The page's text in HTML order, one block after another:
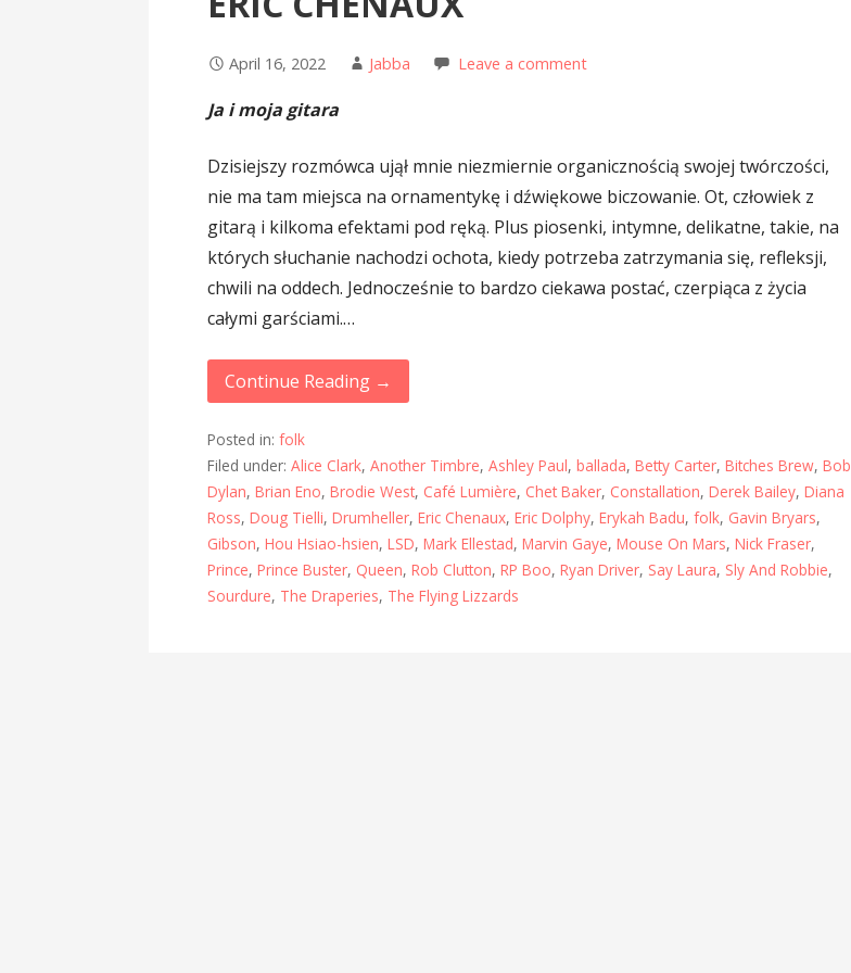
April 16, 2022 Jabba Leave a comment
Ja i moja gitara
Dzisiejszy rozmówca ujął mnie niezmiernie organicznością swojej twórczości,
nie ma tam miejsca na ornamentykę i dźwiękowe biczowanie. Ot, człowiek z
gitarą i kilkoma efektami pod ręką. Plus piosenki, intymne, delikatne, takie, na
których słuchanie nachodzi ochota, kiedy potrzeba zatrzymania się, refleksji,
chwili na oddech. Jednocześnie to bardzo ciekawa postać, czerpiąca z życia
całymi garściami.…
Continue Reading →
Posted in:folk
Filed under:Alice Clark,Another Timbre,Ashley Paul,ballada,Betty Carter,Bitches Brew,Bob
Dylan,Brian Eno,Brodie West, Café Lumière, Chet Baker, Constallation,Derek Bailey,Diana
Ross,Doug Tielli,Drumheller,Eric Chenaux,Eric Dolphy,Erykah Badu,folk, Gavin Bryars,
Gibson,Hou Hsiao-hsien,LSD,Mark Ellestad,Marvin Gaye,Mouse On Mars,Nick Fraser,
Prince,Prince Buster, Queen,Rob Clutton,RP Boo,Ryan Driver, Say Laura, Sly And Robbie,
Sourdure, The Draperies, The Flying Lizzards